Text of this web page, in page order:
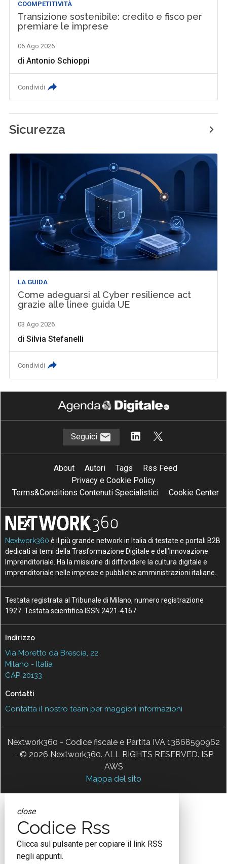
COOMPETITIVITÀ
Transizione sostenibile: credito e fisco per
premiare le imprese
06 Ago 2026
diAntonio Schioppi
Condividi
Sicurezza
LA GUIDA
Come adeguarsi al Cyber resilience act
grazie alle linee guida UE
03 Ago 2026
diSilvia Stefanelli
Condividi
Seguici
About Autori Tags
Rss Feed
Privacy e Cookie Policy
Terms&Conditions Contenuti Specialistici
Cookie Center
Nextwork360 è il più grande network in Italia di testate e portali B2B
dedicati ai temi della Trasformazione Digitale e dell’Innovazione
Imprenditoriale. Ha la missione di diffondere la cultura digitale e
imprenditoriale nelle imprese e pubbliche amministrazioni italiane.
Testata registrata al Tribunale di Milano, numero registrazione
1927. Testata scientifica ISSN 2421-4167
Indirizzo
Via Moretto da Brescia, 22
Milano - Italia
CAP 20133
Contatti
Contatta il nostro team per maggiori informazioni
Nextwork360 - Codice fiscale e Partita IVA 13868590962
- © 2026 Nextwork360. ALL RIGHTS RESERVED. ISP
AWS
Mappa del sito
close
Codice Rss
Clicca sul pulsante per copiare il link RSS
negli appunti.